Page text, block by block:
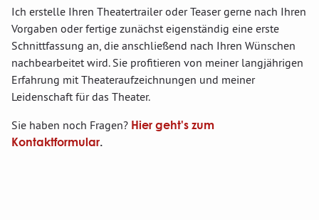
Ich erstelle Ihren Theatertrailer oder Teaser gerne nach Ihren
Vorgaben oder fertige zunächst eigenständig eine erste
Schnittfassung an, die anschließend nach Ihren Wünschen
nachbearbeitet wird. Sie profitieren von meiner langjährigen
Erfahrung mit Theateraufzeichnungen und meiner
Leidenschaft für das Theater.
Sie haben noch Fragen? Hier geht's zum
Kontaktformular.